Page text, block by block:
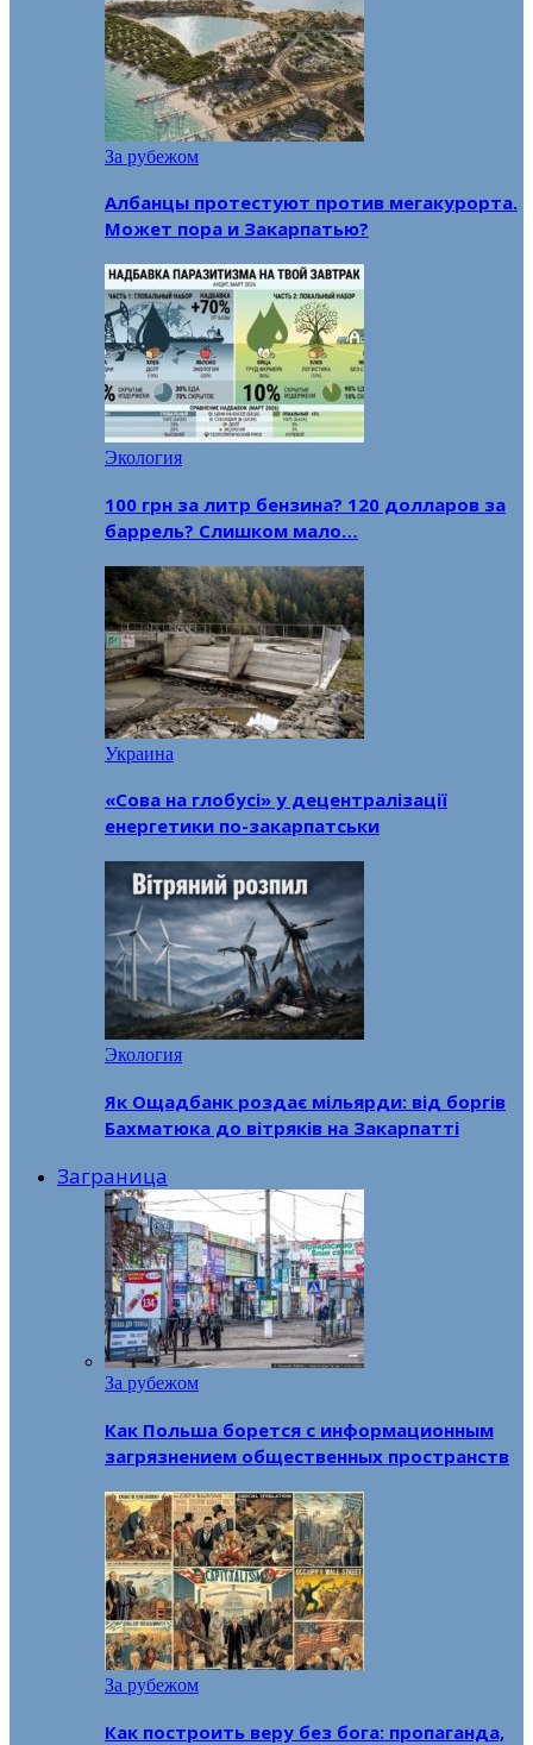
За рубежом
Албанцы протестуют против мегакурорта.
Может пора и Закарпатью?
Экология
100 грн за литр бензина? 120 долларов за
баррель? Слишком мало…
Украина
«Сова на глобусі» у децентралізації
енергетики по-закарпатськи
Экология
Як Ощадбанк роздає мільярди: від боргів
Бахматюка до вітряків на Закарпатті
Заграница
За рубежом
Как Польша борется с информационным
загрязнением общественных пространств
За рубежом
Как построить веру без бога: пропаганда,